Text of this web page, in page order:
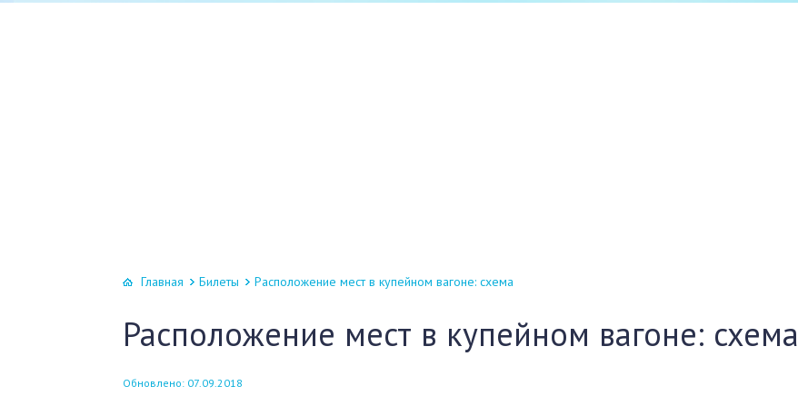
Главная Билеты Расположение мест в купейном вагоне: схема
Расположение мест в купейном вагоне: схема
Обновлено: 07.09.2018